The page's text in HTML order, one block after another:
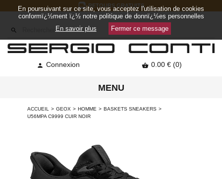
RETOURS GRATUITS

 Connexion  0.00 € (0)
MENU
ACCUEIL GEOX HOMME
BASKETS SNEAKERS
U56MPA C9999 CUIR NOIR
En poursuivant sur ce site, vous acceptez l'utilisation de cookies
conformï¿½ment ï¿½ notre politique de donnï¿½es personnelles
En savoir plus
Fermer ce message